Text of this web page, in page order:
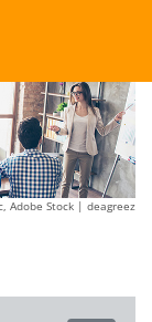
Adobe Stock | deagreez